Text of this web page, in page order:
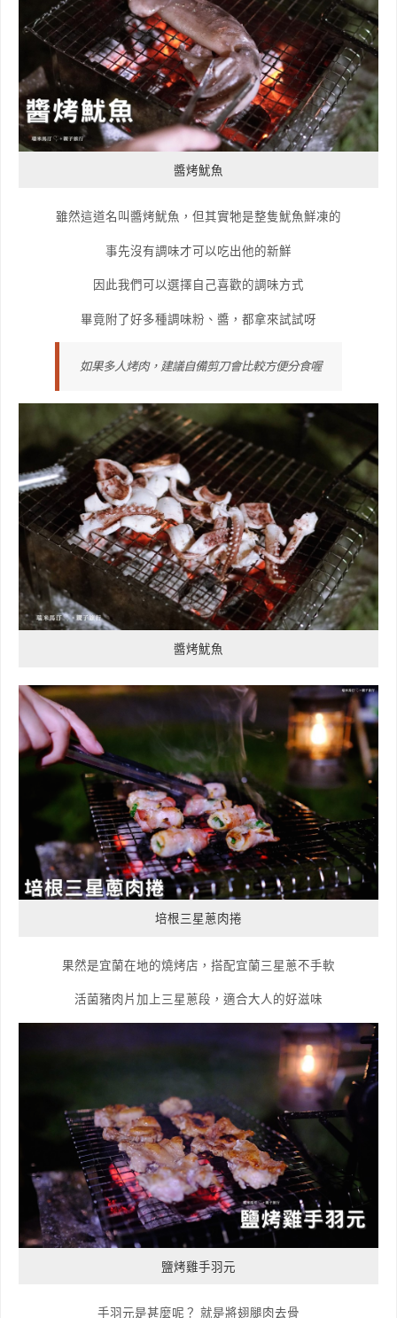
醬烤魷魚
雖然這道名叫醬烤魷魚，但其實牠是整隻魷魚鮮凍的
事先沒有調味才可以吃出他的新鮮
因此我們可以選擇自己喜歡的調味方式
畢竟附了好多種調味粉、醬，都拿來試試呀
如果多人烤肉，建議自備剪刀會比較方便分食喔
醬烤魷魚
培根三星蔥肉捲
果然是宜蘭在地的燒烤店，搭配宜蘭三星蔥不手軟
活菌豬肉片加上三星蔥段，適合大人的好滋味
鹽烤雞手羽元
手羽元是甚麼呢？ 就是將翅腿肉去骨